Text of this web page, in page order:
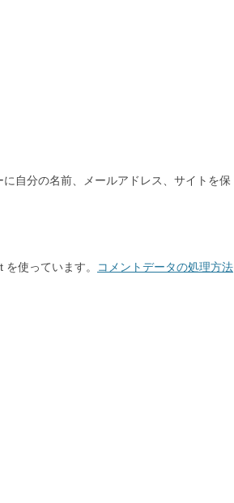
自分の名前、メールアドレス、サイトを保
使っています。
コメントデータの処理方法